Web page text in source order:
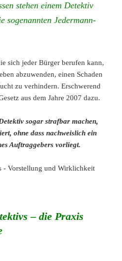
stehen einem Detektiv
sogenannten Jedermann-
sich jeder Bürger berufen kann,
abzuwenden, einen Schaden
zu verhindern. Erschwerend
aus dem Jahre 2007 dazu.
sogar strafbar machen,
ohne dass nachweislich ein
Auftraggebers vorliegt.
– die Praxis